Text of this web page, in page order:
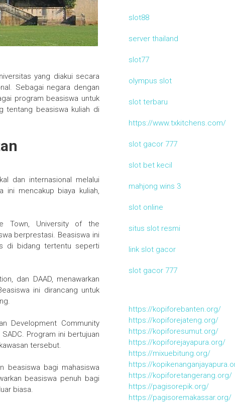
yang diakui secara
Sebagai negara dengan
program beasiswa untuk
tentang beasiswa kuliah di
dan internasional melalui
ini mencakup biaya kuliah,
Town, University of the
berprestasi. Beasiswa ini
di bidang tertentu seperti
dan DAAD, menawarkan
ini dirancang untuk
Development Community
Program ini bertujuan
tersebut.
beasiswa bagi mahasiswa
beasiswa penuh bagi
biasa.
slot88
server thailand
slot77
olympus slot
slot terbaru
https://www.txkitchens.com/
slot gacor 777
slot bet kecil
mahjong wins 3
slot online
situs slot resmi
link slot gacor
slot gacor 777
https://kopiforebanten.org/
https://kopiforejateng.org/
https://kopiforesumut.org/
https://kopiforejayapura.org/
https://mixuebitung.org/
https://
https://kopiforetangerang.org/
https://pagisorepik.org/
https://pagisoremakassar.org/